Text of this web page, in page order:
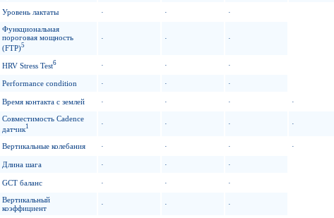
Уровень лактаты · ·
·
Функциональная
пороговая мощность
(FTP)5
· · ·
HRV Stress Test6 · · ·
Performance condition · · ·
Время контакта с землей · · ·
·
Совместимость Cadence
датчик1 · · · ·
Вертикальные колебания · · · ·
Длина шага · · ·
GCT баланс · ·
·
Вертикальный
коэффициент
· · ·